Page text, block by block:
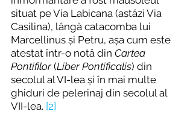
situat pe Via Labicana (astăzi Via
Casilina), lângă catacomba lui
Marcellinus și Petru, așa cum este
atestat într-o notă din Cartea
Pontifilor (Liber Pontificalis) din
secolul al VI-lea și în mai multe
ghiduri de pelerinaj din secolul al
VII-lea. [2]